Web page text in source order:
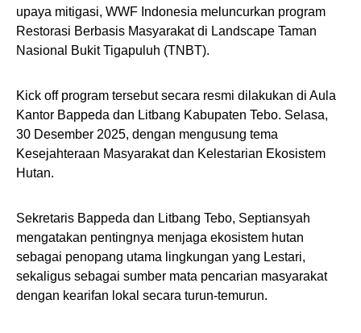
upaya mitigasi, WWF Indonesia meluncurkan program
Restorasi Berbasis Masyarakat di Landscape Taman
Nasional Bukit Tigapuluh (TNBT).
Kick off program tersebut secara resmi dilakukan di Aula
Kantor Bappeda dan Litbang Kabupaten Tebo. Selasa,
30 Desember 2025, dengan mengusung tema
Kesejahteraan Masyarakat dan Kelestarian Ekosistem
Hutan.
Sekretaris Bappeda dan Litbang Tebo, Septiansyah
mengatakan pentingnya menjaga ekosistem hutan
sebagai penopang utama lingkungan yang Lestari,
sekaligus sebagai sumber mata pencarian masyarakat
dengan kearifan lokal secara turun-temurun.